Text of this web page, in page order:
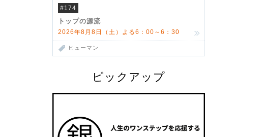
米国駐在でも浮かんだ八ヶ岳 山
小屋を営んだ父母
#174
トップの源流
2026年8月8日（土）よる6：00～6：30
ヒューマン
ピックアップ